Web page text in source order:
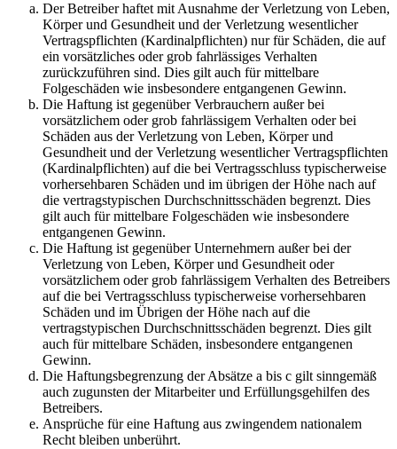
Der Betreiber haftet mit Ausnahme der Verletzung von Leben,
Körper und Gesundheit und der Verletzung wesentlicher
Vertragspflichten (Kardinalpflichten) nur für Schäden, die auf
ein vorsätzliches oder grob fahrlässiges Verhalten
zurückzuführen sind. Dies gilt auch für mittelbare
Folgeschäden wie insbesondere entgangenen Gewinn.
Die Haftung ist gegenüber Verbrauchern außer bei
vorsätzlichem oder grob fahrlässigem Verhalten oder bei
Schäden aus der Verletzung von Leben, Körper und
Gesundheit und der Verletzung wesentlicher Vertragspflichten
(Kardinalpflichten) auf die bei Vertragsschluss typischerweise
vorhersehbaren Schäden und im übrigen der Höhe nach auf
die vertragstypischen Durchschnittsschäden begrenzt. Dies
gilt auch für mittelbare Folgeschäden wie insbesondere
entgangenen Gewinn.
Die Haftung ist gegenüber Unternehmern außer bei der
Verletzung von Leben, Körper und Gesundheit oder
vorsätzlichem oder grob fahrlässigem Verhalten des Betreibers
auf die bei Vertragsschluss typischerweise vorhersehbaren
Schäden und im Übrigen der Höhe nach auf die
vertragstypischen Durchschnittsschäden begrenzt. Dies gilt
auch für mittelbare Schäden, insbesondere entgangenen
Gewinn.
Die Haftungsbegrenzung der Absätze a bis c gilt sinngemäß
auch zugunsten der Mitarbeiter und Erfüllungsgehilfen des
Betreibers.
Ansprüche für eine Haftung aus zwingendem nationalem
Recht bleiben unberührt.